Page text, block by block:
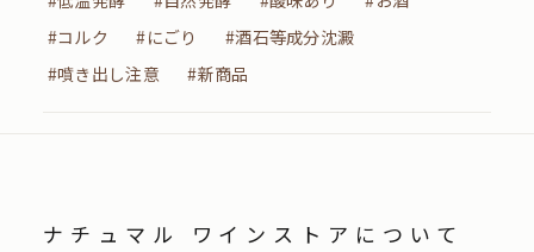
#コルク
#にごり
#酒石等成分沈澱
#噴き出し注意
#新商品
ナチュマル ワインストアについて